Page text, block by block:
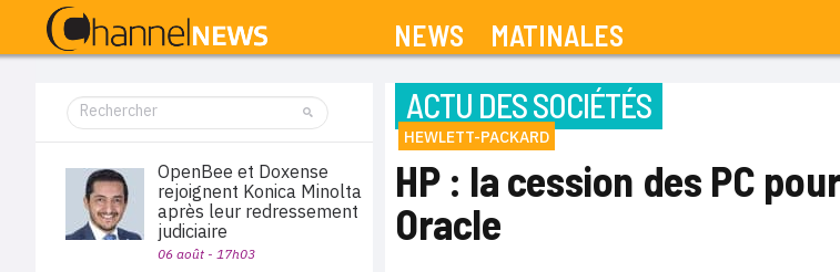
NEWS MATINALES
ACTU DES SOCIÉTÉS
HEWLETT-PACKARD
HP : la cession des PC
Oracle
OpenBee et Doxense
rejoignent Konica Minolta
après leur redressement
judiciaire
06 août - 17h03